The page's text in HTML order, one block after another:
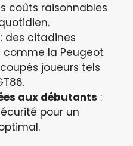
coûts raisonnables
: des citadines
comme la Peugeot
joueurs tels
aux débutants :
pour un